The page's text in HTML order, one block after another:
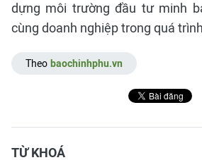
dựng môi trường đầu tư minh
cùng doanh nghiệp trong quá
Theo baochinhphu.vn
TỪ KHOÁ